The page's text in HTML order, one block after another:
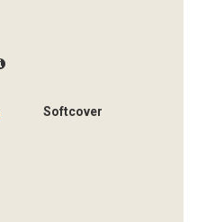
Softcover